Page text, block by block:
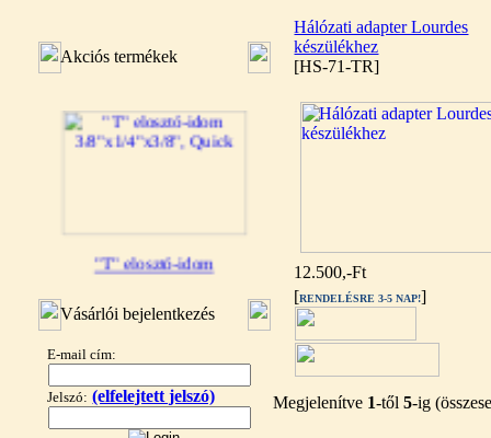
Akciós termékek
"T" elosztó-idom
3/8"x1/4"x3/8", Quick
360,-Ft
Vásárlói bejelentkezés
E-mail cím:
Jelszó: (elfelejtett jelszó)
Hálózati adapter Lourdes
készülékhez
[HS-71-TR]
12.500,-Ft
[RENDELÉSRE 3-5 NAP!]
Megjelenítve 1-től5-ig